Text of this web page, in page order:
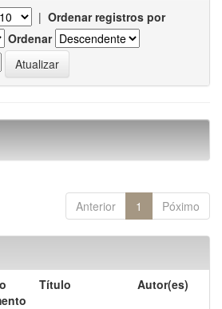
| Ordenar registros por
Ordenar
Anterior 1 Póximo
Título Autor(es)